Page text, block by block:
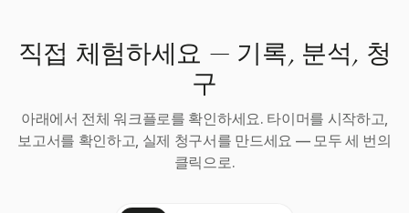
직접 체험하세요 — 기록, 분석, 청
구
아래에서 전체 워크플로를 확인하세요. 타이머를 시작하고,
보고서를 확인하고, 실제 청구서를 만드세요 — 모두 세 번의
클릭으로.